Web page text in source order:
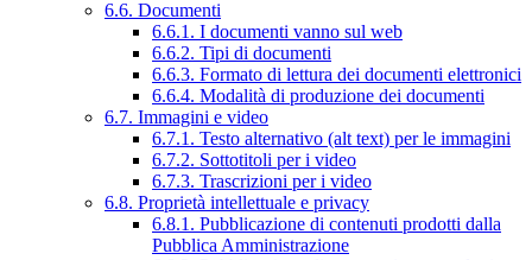
6.6. Documenti
6.6.1. I documenti vanno sul web
6.6.2. Tipi di documenti
6.6.3. Formato di lettura dei documenti elettronici
6.6.4. Modalità di produzione dei documenti
6.7. Immagini e video
6.7.1. Testo alternativo (alt text) per le immagini
6.7.2. Sottotitoli per i video
6.7.3. Trascrizioni per i video
6.8. Proprietà intellettuale e privacy
6.8.1. Pubblicazione di contenuti prodotti dalla
Pubblica Amministrazione